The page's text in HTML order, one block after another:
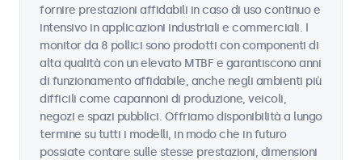
fornire prestazioni affidabili in caso di uso continuo e
intensivo in applicazioni industriali e commerciali. I
monitor da 8 pollici sono prodotti con componenti di
alta qualità con un elevato MTBF e garantiscono anni
di funzionamento affidabile, anche negli ambienti più
difficili come capannoni di produzione, veicoli,
negozi e spazi pubblici. Offriamo disponibilità a lungo
termine su tutti i modelli, in modo che in futuro
possiate contare sulle stesse prestazioni, dimensioni